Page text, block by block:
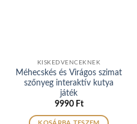
KISKEDVENCEKNEK
Méhecskés és Virágos szimat
szőnyeg interaktív kutya
játék
9990 Ft